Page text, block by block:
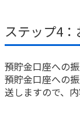
ステップ4
預貯金口座への
預貯金口座への
送しますので、